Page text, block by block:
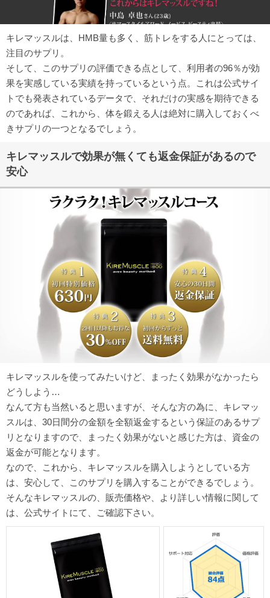
キレマッスルは、HMB量も多く、筋トレをする人にとっては、
注目のサプリ。
そして、このサプリの評価できる点として、利用者の96％が効
果を実感している実績を持っているという点。これは公式サイ
トでも発表されているデータで、それだけの実感を期待できる
のであれば、これから、体を鍛える人は絶対に購入しておくべ
きサプリの一つとなるでしょう。
キレマッスルで効果が無くても返金保証があるので
安心
キレマッスルを使ってみたいけど、まったく効果がなかったら
どうしよう…
なんて方も当然いると思いますが、そんな方の為に、キレマッ
スルは、30日間分の金額を全額返金するという保証のあるサプ
リとなりますので、まったく効果がないと感じた方は、資金の
返金が可能となります。
なので、これから、キレマッスルを購入しようとしている方
は、安心して、このサプリを購入することができるでしょう。
そんなキレマッスルの、販売価格や、より詳しい情報に関して
は、公式サイトにて、ご確認下さい。